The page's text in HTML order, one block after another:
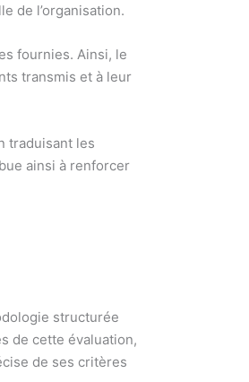
de l’organisation.
fournies. Ainsi, le
transmis et à leur
traduisant les
ainsi à renforcer
structurée
de cette évaluation,
de ses critères